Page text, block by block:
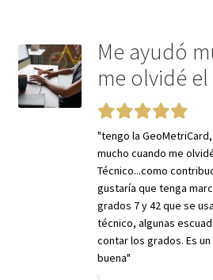
Me ayudó
me olvidé
"tengo la
mucho cuando me
Técnico...como
gustaría que tenga
grados 7 y 42 que se
técnico, algunas
contar los grados. Es
buena"